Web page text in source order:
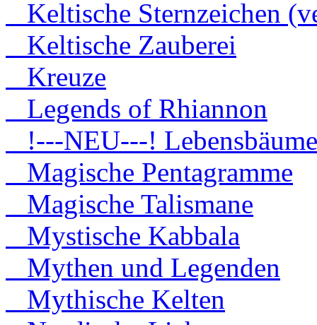
Keltische Sternzeichen
Keltische Zauberei
Kreuze
Legends of Rhiannon
!---NEU---! Lebensbäume
Magische Pentagramme
Magische Talismane
Mystische Kabbala
Mythen und Legenden
Mythische Kelten